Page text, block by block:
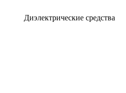
Диэлектрические средства